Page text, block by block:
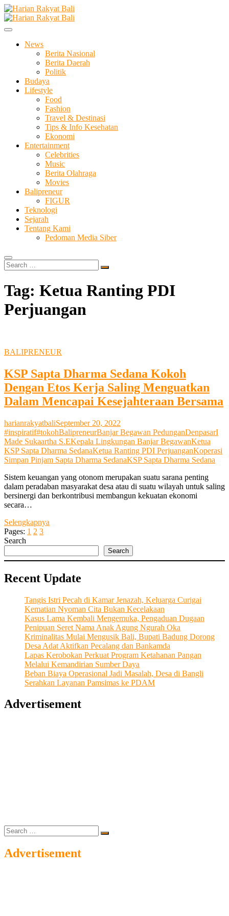
Skip
to
content
Harian Rakyat Bali
Membangun Semangat Kehidupan dan Berbangsa
News
Berita Nasional
Berita Daerah
Politik
Budaya
Lifestyle
Food
Fashion
Travel & Destinasi
Tips & Info Kesehatan
Ekonomi
Entertainment
Celebrities
Music
Berita Olahraga
Movies
Balipreneur
FIGUR
Teknologi
Sejarah
Tentang Kami
Pedoman Media Siber
Search
…
Tag: Ketua Ranting PDI
Perjuangan
BALIPRENEUR
KSP Sapta Dharma Sedana Kokoh
Dengan Etos Kerja Saling Menguatkan
Dalam Mencapai Kesejahteraan Bersama
harianrakyatbaliSeptember 20, 2022
#inspiratif#tokohBalipreneurBanjar Begawan PedunganDenpasarI
Made Sukaartha S.EKepala Lingkungan Banjar BegawanKetua
KSP Sapta Dharma SedanaKetua Ranting PDI PerjuanganKoperasi
Simpan Pinjam Sapta Dharma SedanaKSP Sapta Dharma Sedana
Sistem keuangan yang otonom merupakan suatu sarana penting
dalam peradaban masyarakat desa atau di suatu wilayah untuk saling
bersinergi dan berkontribusi membangun kekuatan ekonomi
secara…
Selengkapnya
Kokoh
Etos
Kerja
Saling
Menguatkan
Dalam
Mencapai
Kesejahteraan
Bersama
Pages: 1 2 3
Search
Search
Recent Update
Tangis Istri Pecah di Kamar Jenazah, Keluarga Curigai
Kematian Nyoman Cita Bukan Kecelakaan
Kasus Lama Kembali Mengemuka, Pengaduan Dugaan
Penipuan Seret Nama Anak Agung Ngurah Oka
Kriminalitas Mulai Mengusik Bali, Bupati Badung Dorong
Desa Adat Aktifkan Pecalang dan Bankamda
Lapas Kerobokan Perkuat Program Ketahanan Pangan
Melalui Kemandirian Sumber Daya
Beban Biaya Operasional Jadi Masalah, Desa di Bangli
Serahkan Layanan Pamsimas ke PDAM
Advertisement
Search
…
Advertisement